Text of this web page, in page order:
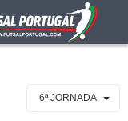
6ª JORNADA